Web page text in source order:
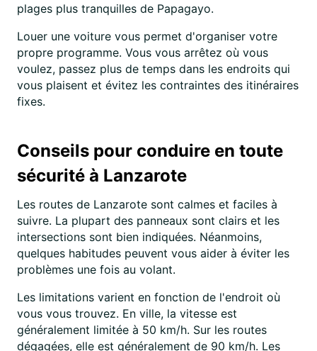
plages plus tranquilles de Papagayo.
Louer une voiture vous permet d'organiser votre
propre programme. Vous vous arrêtez où vous
voulez, passez plus de temps dans les endroits qui
vous plaisent et évitez les contraintes des itinéraires
fixes.
Conseils pour conduire en toute
sécurité à Lanzarote
Les routes de Lanzarote sont calmes et faciles à
suivre. La plupart des panneaux sont clairs et les
intersections sont bien indiquées. Néanmoins,
quelques habitudes peuvent vous aider à éviter les
problèmes une fois au volant.
Les limitations varient en fonction de l'endroit où
vous vous trouvez. En ville, la vitesse est
généralement limitée à 50 km/h. Sur les routes
dégagées, elle est généralement de 90 km/h. Les